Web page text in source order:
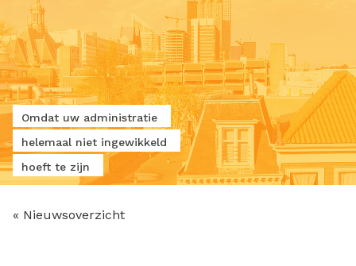
Omdat uw administratie
helemaal niet ingewikkeld
hoeft te zijn
« Nieuwsoverzicht